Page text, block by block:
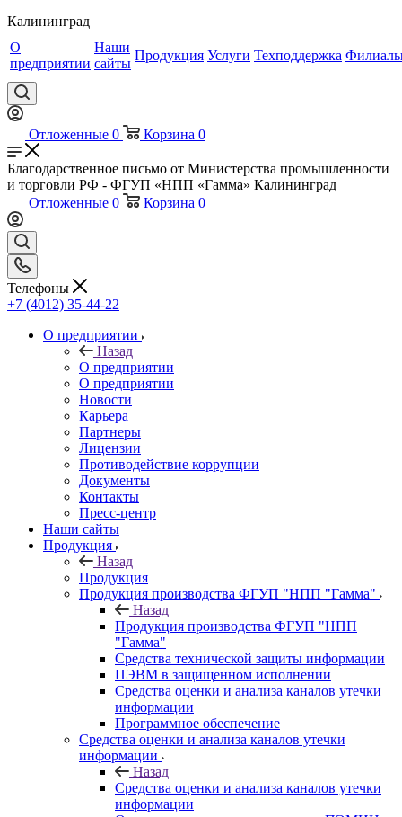
Калининград
О
предприятии
Наши
сайты
Продукция Услуги Техподдержка
Отложенные 0 Корзина 0
Благодарственное письмо от Министерства промышленности
и торговли РФ - ФГУП «НПП «Гамма» Калининград
Отложенные 0 Корзина 0
Телефоны
+7 (4012) 35-44-22
О предприятии
Назад
О предприятии
О предприятии
Новости
Карьера
Партнеры
Лицензии
Противодействие коррупции
Документы
Контакты
Пресс-центр
Наши сайты
Продукция
Назад
Продукция
Продукция производства ФГУП "НПП "Гамма"
Назад
Продукция производства ФГУП "НПП
"Гамма"
Средства технической защиты информации
ПЭВМ в защищенном исполнении
Средства оценки и анализа каналов утечки
информации
Программное обеспечение
Средства оценки и анализа каналов утечки
информации
Назад
Средства оценки и анализа каналов утечки
информации